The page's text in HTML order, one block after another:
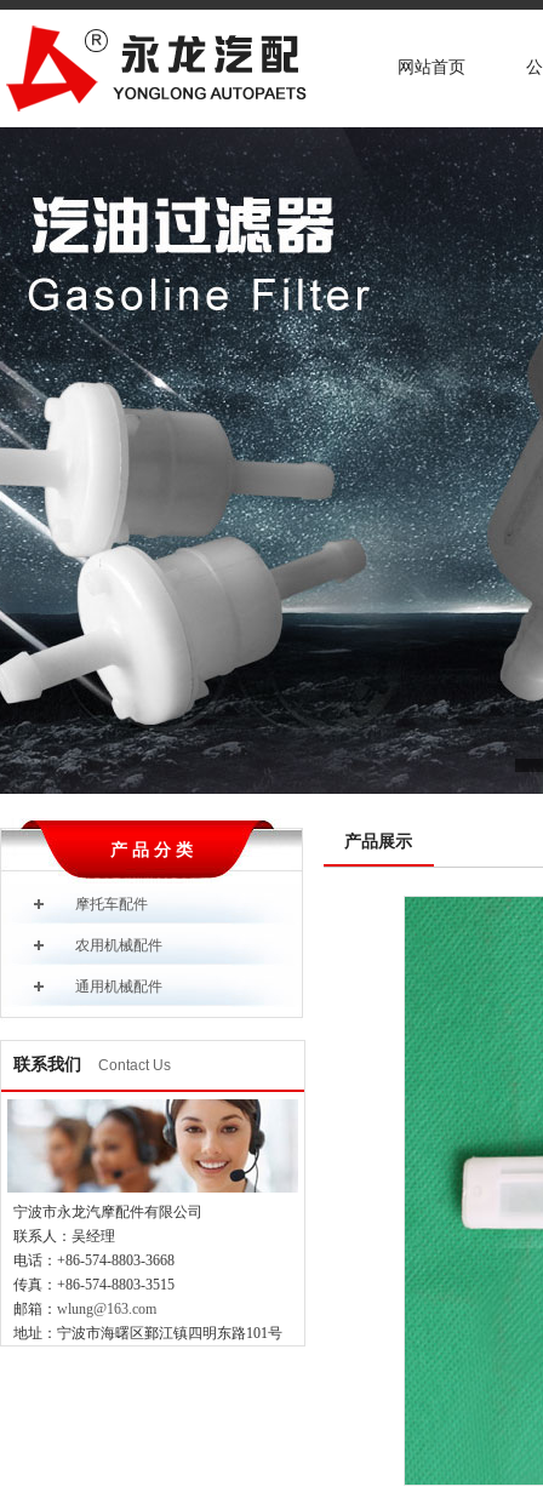
网站首页
产 品 分 类
摩托车配件
农用机械配件
通用机械配件
联系我们 Contact Us
宁波市永龙汽摩配件有限公司
联系人：吴经理
电话：+86-574-8803-3668
传真：+86-574-8803-3515
邮箱： wlung@163.com
地址：宁波市海曙区鄞江镇四明东路101号
产品展示